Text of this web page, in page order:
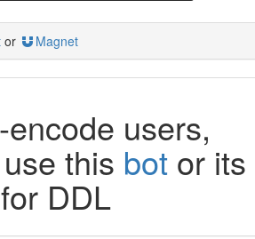
or Magnet
users,
this bot or its
DDL